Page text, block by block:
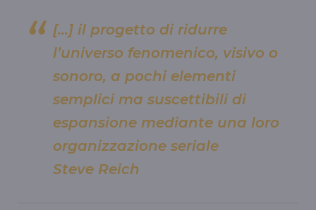
[…] il progetto di ridurre
l’universo fenomenico, visivo o
sonoro, a pochi elementi
semplici ma suscettibili di
espansione mediante una loro
organizzazione seriale
Steve Reich